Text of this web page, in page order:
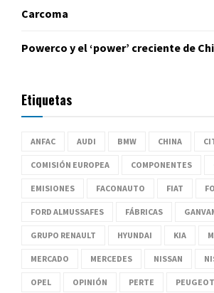
Carcoma
Powerco y el ‘power’ creciente de
Etiquetas
ANFAC AUDI BMW CHINA
COMISIÓN EUROPEA COMPONENTES
EMISIONES FACONAUTO FIAT
FORD ALMUSSAFES FÁBRICAS
GRUPO RENAULT HYUNDAI KIA
MERCADO MERCEDES NISSAN
OPEL OPINIÓN PERTE PEUGEOT